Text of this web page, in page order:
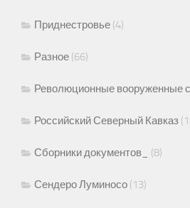
Приднестровье (4)
Разное (66)
Революционные вооруженные
Российский Северный Кавказ
Сборники документов_ (8)
Сендеро Луминосо (13)